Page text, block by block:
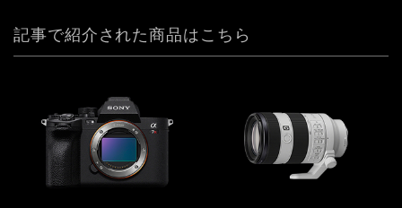
記事で紹介された商品はこちら